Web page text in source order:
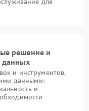
решение и
данных
и инструментов,
данными:
и